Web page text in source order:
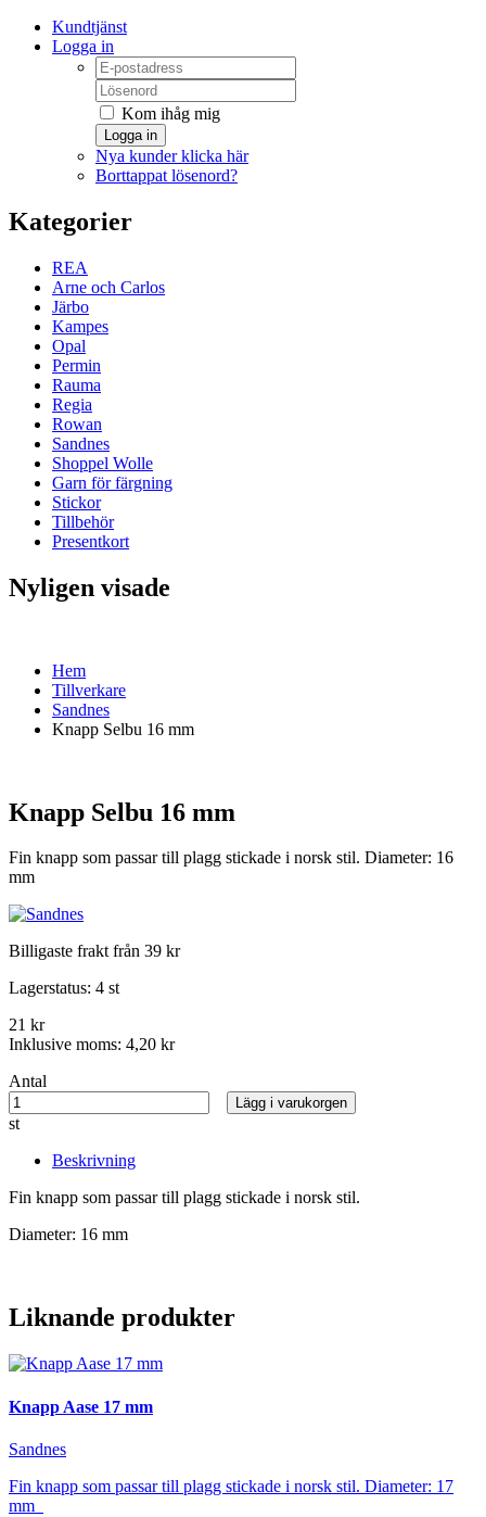
Kundtjänst
Logga in
Kom ihåg mig
Logga in
Nya kunder klicka här
Borttappat lösenord?
Kategorier
REA
Arne och Carlos
Järbo
Kampes
Opal
Permin
Rauma
Regia
Rowan
Sandnes
Shoppel Wolle
Garn för färgning
Stickor
Tillbehör
Presentkort
Nyligen visade
Hem
Tillverkare
Sandnes
Knapp Selbu 16 mm
Knapp Selbu 16 mm
Fin knapp som passar till plagg stickade i norsk stil. Diameter: 16
mm
Billigaste frakt från 39 kr
Lagerstatus: 4 st
21 kr
Inklusive moms: 4,20 kr
Antal
st
Lägg i varukorgen
Beskrivning
Fin knapp som passar till plagg stickade i norsk stil.
Diameter: 16 mm
Liknande produkter
Knapp Aase 17 mm
Sandnes
Fin knapp som passar till plagg stickade i norsk stil. Diameter: 17
mm